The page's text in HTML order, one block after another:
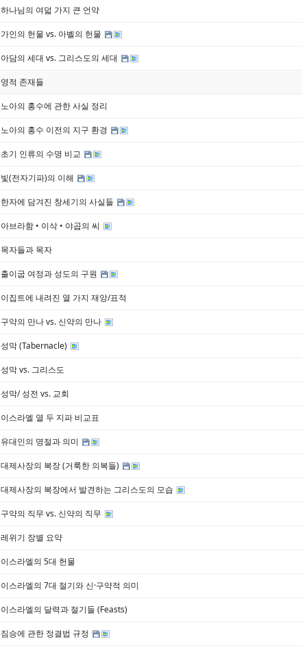
하나님의 여덟 가지 큰 언약
가인의 헌물 vs. 아벨의 헌물
아담의 세대 vs. 그리스도의 세대
영적 존재들
노아의 홍수에 관한 사실 정리
노아의 홍수 이전의 지구 환경
초기 인류의 수명 비교
빛(전자기파)의 이해
한자에 담겨진 창세기의 사실들
아브라함 • 이삭 • 야곱의 씨
목자들과 목자
출이굽 여정과 성도의 구원
이집트에 내려진 열 가지 재앙/표적
구약의 만나 vs. 신약의 만나
성막 (Tabernacle)
성막 vs. 그리스도
성막/ 성전 vs. 교회
이스라엘 열 두 지파 비교표
유대인의 명절과 의미
대제사장의 복장 (거룩한 의복들)
대제사장의 복장에서 발견하는 그리스도의 모습
구약의 직무 vs. 신약의 직무
레위기 장별 요약
이스라엘의 5대 헌물
이스라엘의 7대 절기와 신·구약적 의미
이스라엘의 달력과 절기들 (Feasts)
짐승에 관한 정결법 규정